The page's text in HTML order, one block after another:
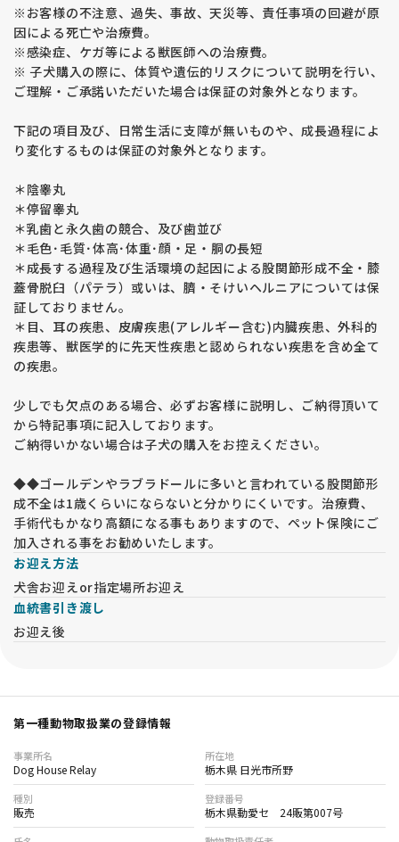
※お客様の不注意、過失、事故、天災等、責任事項の回避が原
因による死亡や治療費。
※感染症、ケガ等による獣医師への治療費。
※ 子犬購入の際に、体質や遺伝的リスクについて説明を行い、
ご理解・ご承諾いただいた場合は保証の対象外となります。
下記の項目及び、日常生活に支障が無いものや、成長過程によ
り変化するものは保証の対象外となります。
＊陰睾丸
＊停留睾丸
＊乳歯と永久歯の競合、及び歯並び
＊毛色･毛質･体高･体重･顔・足・胴の長短
＊成長する過程及び生活環境の起因による股関節形成不全・膝
蓋骨脱臼（パテラ）或いは、臍・そけいヘルニアについては保
証しておりません。
＊目、耳の疾患、皮膚疾患(アレルギー含む)内臓疾患、外科的
疾患等、獣医学的に先天性疾患と認められない疾患を含め全て
の疾患。
少しでも欠点のある場合、必ずお客様に説明し、ご納得頂いて
から特記事項に記入しております。
ご納得いかない場合は子犬の購入をお控えください。
◆◆ゴールデンやラブラドールに多いと言われている股関節形
成不全は1歳くらいにならないと分かりにくいです。治療費、
手術代もかなり高額になる事もありますので、ペット保険にご
加入される事をお勧めいたします。
お迎え方法
犬舎お迎えor指定場所お迎え
血統書引き渡し
お迎え後
第一種動物取扱業の登録情報
事業所名
Dog House Relay
所在地
栃木県 日光市所野
種別
販売
登録番号
栃木県動愛セ 24販第007号